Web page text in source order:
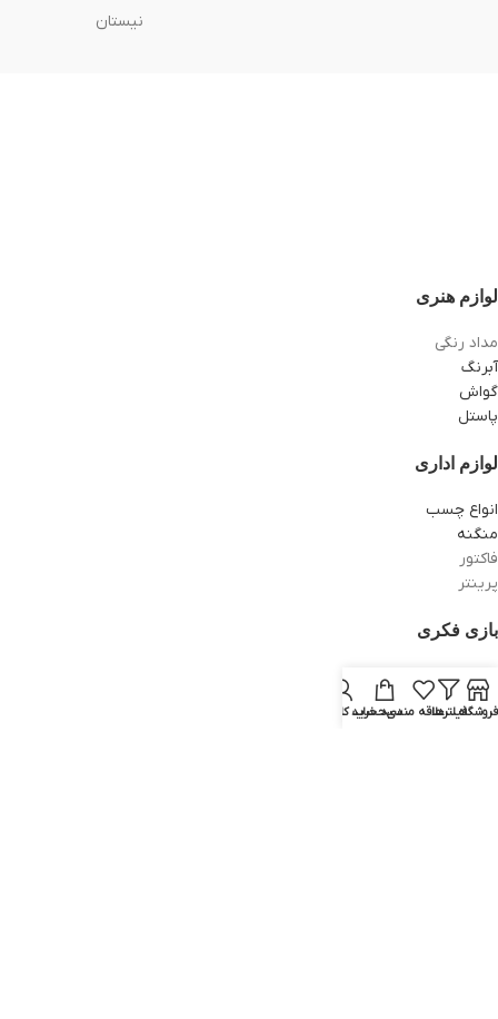
نیستان
لوازم هنری
مداد رنگی
آبرنگ
گواش
پاستل
لوازم اداری
انواع چسب
منگنه
فاکتور
پرینتر
بازی فکری
بازی های ساختنی
دخترانه
پسرانه
فروشگاهفیلترهاعلاقه مندیسبد خرید
حساب کاربری من